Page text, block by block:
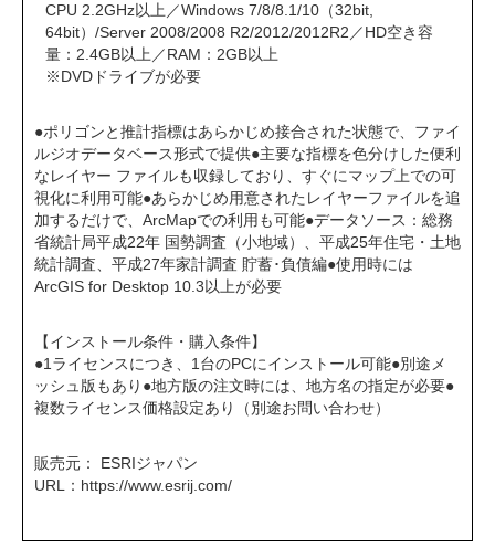
CPU 2.2GHz以上／Windows 7/8/8.1/10（32bit,
64bit）/Server 2008/2008 R2/2012/2012R2／HD空き容
量：2.4GB以上／RAM：2GB以上
※DVDドライブが必要
●ポリゴンと推計指標はあらかじめ接合された状態で、ファイ
ルジオデータベース形式で提供●主要な指標を色分けした便利
なレイヤー ファイルも収録しており、すぐにマップ上での可
視化に利用可能●あらかじめ用意されたレイヤーファイルを追
加するだけで、ArcMapでの利用も可能●データソース：総務
省統計局平成22年 国勢調査（⼩地域）、平成25年住宅・⼟地
統計調査、平成27年家計調査 貯蓄･負債編●使用時には
ArcGIS for Desktop 10.3以上が必要
【インストール条件・購入条件】
●1ライセンスにつき、1台のPCにインストール可能●別途メ
ッシュ版もあり●地方版の注文時には、地方名の指定が必要●
複数ライセンス価格設定あり（別途お問い合わせ）
販売元： ESRIジャパン
URL： https://www.esrij.com/